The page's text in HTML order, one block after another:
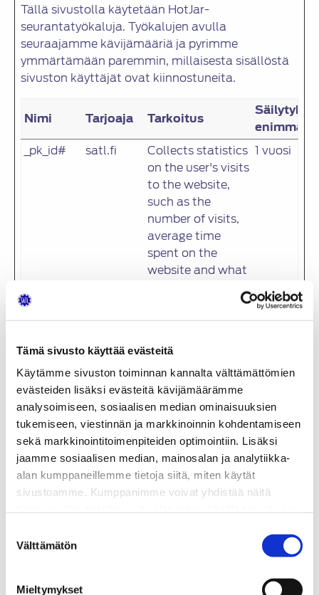
Tämä sivusto käyttää evästeitä
Käytämme sivuston toiminnan kannalta välttämättömien
evästeiden lisäksi evästeitä kävijämäärämme
analysoimiseen, sosiaalisen median ominaisuuksien
tukemiseen, viestinnän ja markkinoinnin kohdentamiseen
sekä markkinointitoimenpiteiden optimointiin. Lisäksi
jaamme sosiaalisen median, mainosalan ja analytiikka-
alan kumppaneillemme tietoja siitä, miten käytät
sivustoamme. Kumppanimme voivat yhdistää näitä
valinta
Välttämätön
Mieltymykset
Tällä sivustolla käytetään HotJar-
seurantatyökaluja. Työkalujen avulla
seuraajamme kävijämääriä ja pyrimme
ymmärtämään paremmin, millaisesta sisällöstä
sivuston käyttäjät ovat kiinnostuneita.
Nimi Tarjoaja Tarkoitus
_pk_id#
satl.fi
Collects statistics
on the user's visits
to the website,
such as the
number of visits,
average time
spent on the
website and what
1 vuosi
Analytics
page requests
from the visitor
during the
session.
Markkinointi (19)
verkkosivustoilla kävijöiden seurantaan.
Tarkoituksena on näyttää mainoksia, jotka ovat
siten arvokkaampia julkaisijoille ja kolmansien